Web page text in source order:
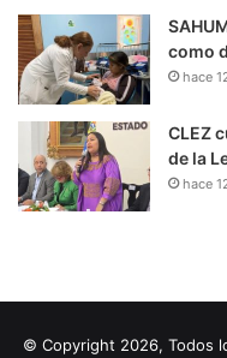
como
hace
CLEZ
de la
hace
© Copyright 2026, Todos